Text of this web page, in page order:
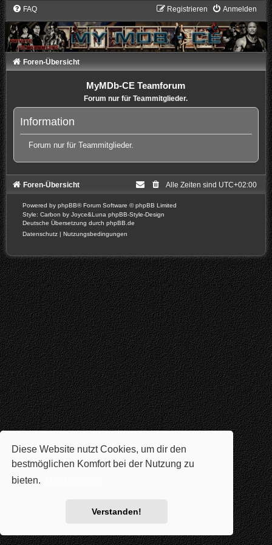
Diese Website nutzt Cookies, um dir den
bestmöglichen Komfort bei der Nutzung zu
bieten.
Verstanden!
FAQ Anmelden
Registrieren
Foren-Übersicht
MyMDb-CE Teamforum
Forum nur für Teammitglieder.
Information
Forum nur für Teammitglieder.
Foren-Übersicht Alle Zeiten sind UTC+02:00
Powered by phpBB® Forum Software © phpBB Limited
Style: Carbon by Joyce&Luna phpBB-Style-Design
Deutsche Übersetzung durch phpBB.de
Datenschutz | Nutzungsbedingungen